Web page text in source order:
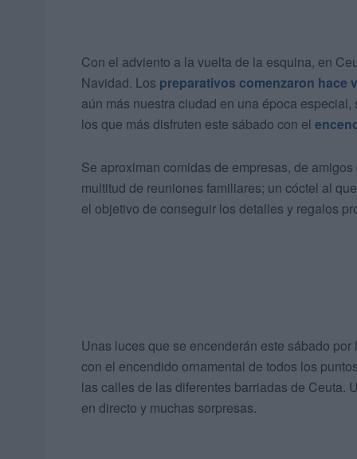
Con el adviento a la vuelta de la esquina, en
Navidad. Los preparativos comenzaron hace
aún más nuestra ciudad en una época
los que más disfruten este sábado con el
Se aproximan comidas de empresas, de
multitud de reuniones familiares; un cóctel al
el objetivo de conseguir los detalles y regalos
Unas luces que se encenderán este sábado
con el encendido ornamental de todos los
las calles de las diferentes barriadas de Ceuta.
en directo y muchas sorpresas.